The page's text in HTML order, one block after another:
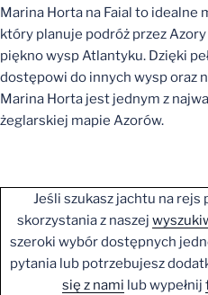
Marina Horta na Faial to idealne
który planuje podróż przez
piękno wysp Atlantyku. Dzięki
dostępowi do innych wysp oraz
Marina Horta jest jednym z
żeglarskiej mapie Azorów.
Jeśli szukasz jachtu na rejs
skorzystania z naszej
szeroki wybór dostępnych
pytania lub potrzebujesz
się z nami lub wypełnij